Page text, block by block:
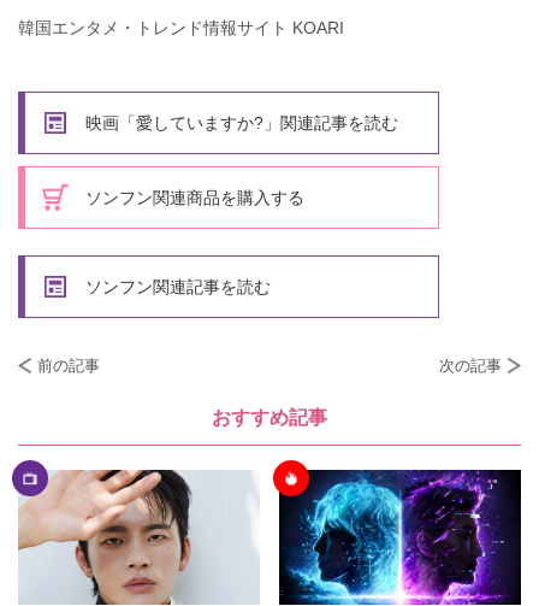
韓国エンタメ・トレンド情報サイト KOARI
映画「愛していますか?」関連記事を読む
ソンフン関連商品を購入する
ソンフン関連記事を読む
前の記事 次の記事
おすすめ記事